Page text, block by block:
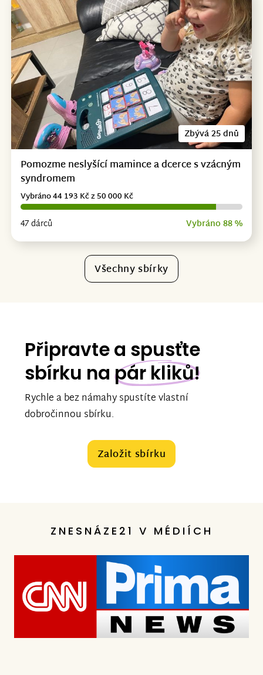
Zbývá 25 dnů
Pomozme neslyšící mamince a dcerce s vzácným
syndromem
47 dárců Vybráno 88 %
Vybráno 44 193 Kč z 50 000 Kč
Všechny sbírky
Připravte a spusťte
sbírku na pár kliků!
Rychle a bez námahy spustíte vlastní
dobročinnou sbírku.
Založit sbírku
ZNESNÁZE21 V MÉDIÍCH